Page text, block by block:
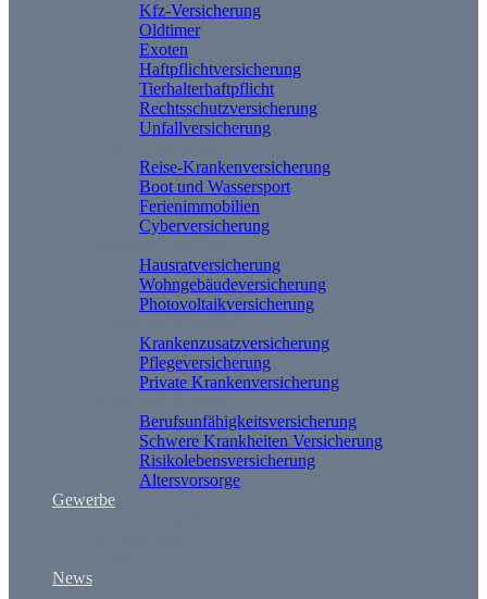
Kfz-Versicherung
Oldtimer
Exoten
Haftpflichtversicherung
Tierhalterhaftpflicht
Rechtsschutzversicherung
Unfallversicherung
Reise-Krankenversicherung
Boot und Wassersport
Ferienimmobilien
Cyberversicherung
Hausratversicherung
Wohngebäudeversicherung
Photovoltaikversicherung
Krankenzusatzversicherung
Pflegeversicherung
Private Krankenversicherung
Berufs­unfähigkeitsversicherung
Schwere Krankheiten Versicherung
Risikolebensversicherung
Altersvorsorge
Gewerbe
News